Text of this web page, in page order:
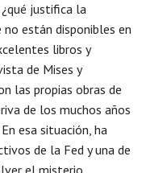
justifica la
están disponibles en
libros y
de Mises y
las propias obras de
de los muchos años
esa situación, ha
de la Fed y una de
el misterio.